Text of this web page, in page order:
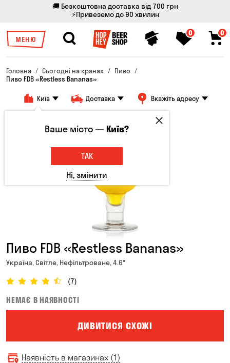
🚚 Безкоштовна доставка від 700 грн
⚡Привеземо до 90 хвилин
МЕНЮ
0 0
Головна Сьогодні на кранах
Пиво
Пиво FDB «Restless Bananas»
Київ Доставка Вкажіть адресу
Пиво FDB «Restless Bananas»
Україна, Світле, Нефільтроване, 4.6°
(7)
НЕМАЄ В НАЯВНОСТІ
ДИВИТИСЯ СХОЖІ
Наявність в магазинах (1)
Ваше місто —Київ?
ТАК
Ні, змінити